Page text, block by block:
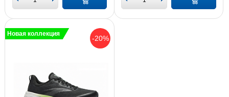
-20%
Новая коллекция